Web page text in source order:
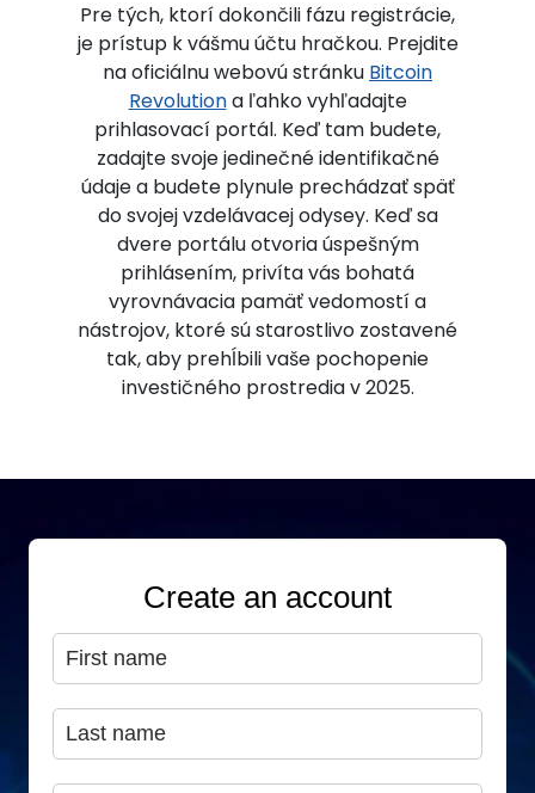
Pre tých, ktorí dokončili fázu registrácie,
je prístup k vášmu účtu hračkou. Prejdite
na oficiálnu webovú stránku Bitcoin
Revolutiona ľahko vyhľadajte
prihlasovací portál. Keď tam budete,
zadajte svoje jedinečné identifikačné
údaje a budete plynule prechádzať späť
do svojej vzdelávacej odysey. Keď sa
dvere portálu otvoria úspešným
prihlásením, privíta vás bohatá
vyrovnávacia pamäť vedomostí a
nástrojov, ktoré sú starostlivo zostavené
tak, aby prehĺbili vaše pochopenie
investičného prostredia v 2025.